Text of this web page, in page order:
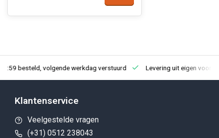
besteld, volgende werkdag verstuurd Levering uit eigen
Klantenservice
Veelgestelde vragen
(+31) 0512 238043